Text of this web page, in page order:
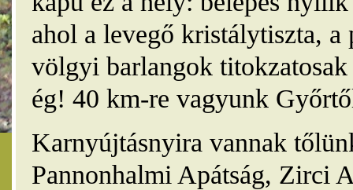
ahol a levegő kristálytiszta, a
völgyi barlangok
ég! 40 km-re vagyunk
Karnyújtásnyira vannak
Pannonhalmi Apátság, Zirci